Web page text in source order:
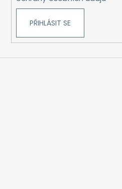
PŘIHLÁSIT SE